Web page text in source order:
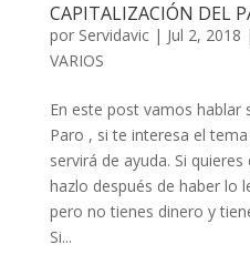
CAPITALIZACIÓN DEL
por Servidavic| Jul 2, 2018 |
VARIOS
En este post vamos hablar
Paro , si te interesa el
servirá de ayuda. Si
hazlo después de haber lo
pero no tienes dinero y
Si...